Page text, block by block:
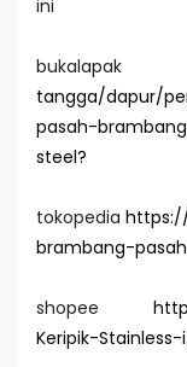
ini
bukalapak
tangga/dapur/
pasah-
steel?
tokopedia
brambang-
shopee
Keripik-Stainless-